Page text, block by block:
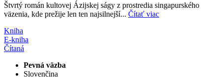
Štvrtý román kultovej Ázijskej ságy z prostredia singapurského
väzenia, kde prežije len ten najsilnejší... Čítať viac
Kniha
E-kniha
Čítaná
Pevná väzba
Slovenčina